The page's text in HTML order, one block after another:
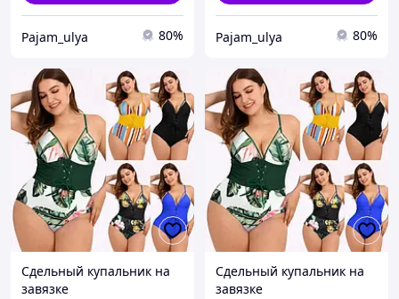
Pajam_ulya 80% Pajam_ulya 80%
Сдельный купальник на
завязке
Сдельный купальник на
завязке